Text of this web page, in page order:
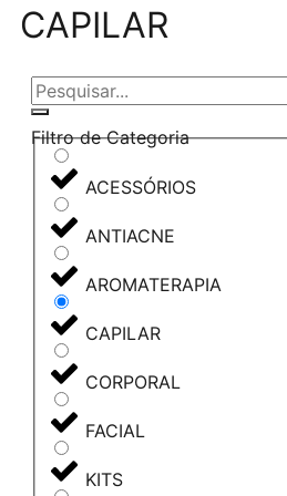
CAPILAR
Filtro de Categoria
ACESSÓRIOS
ANTIACNE
AROMATERAPIA
CAPILAR
CORPORAL
FACIAL
KITS